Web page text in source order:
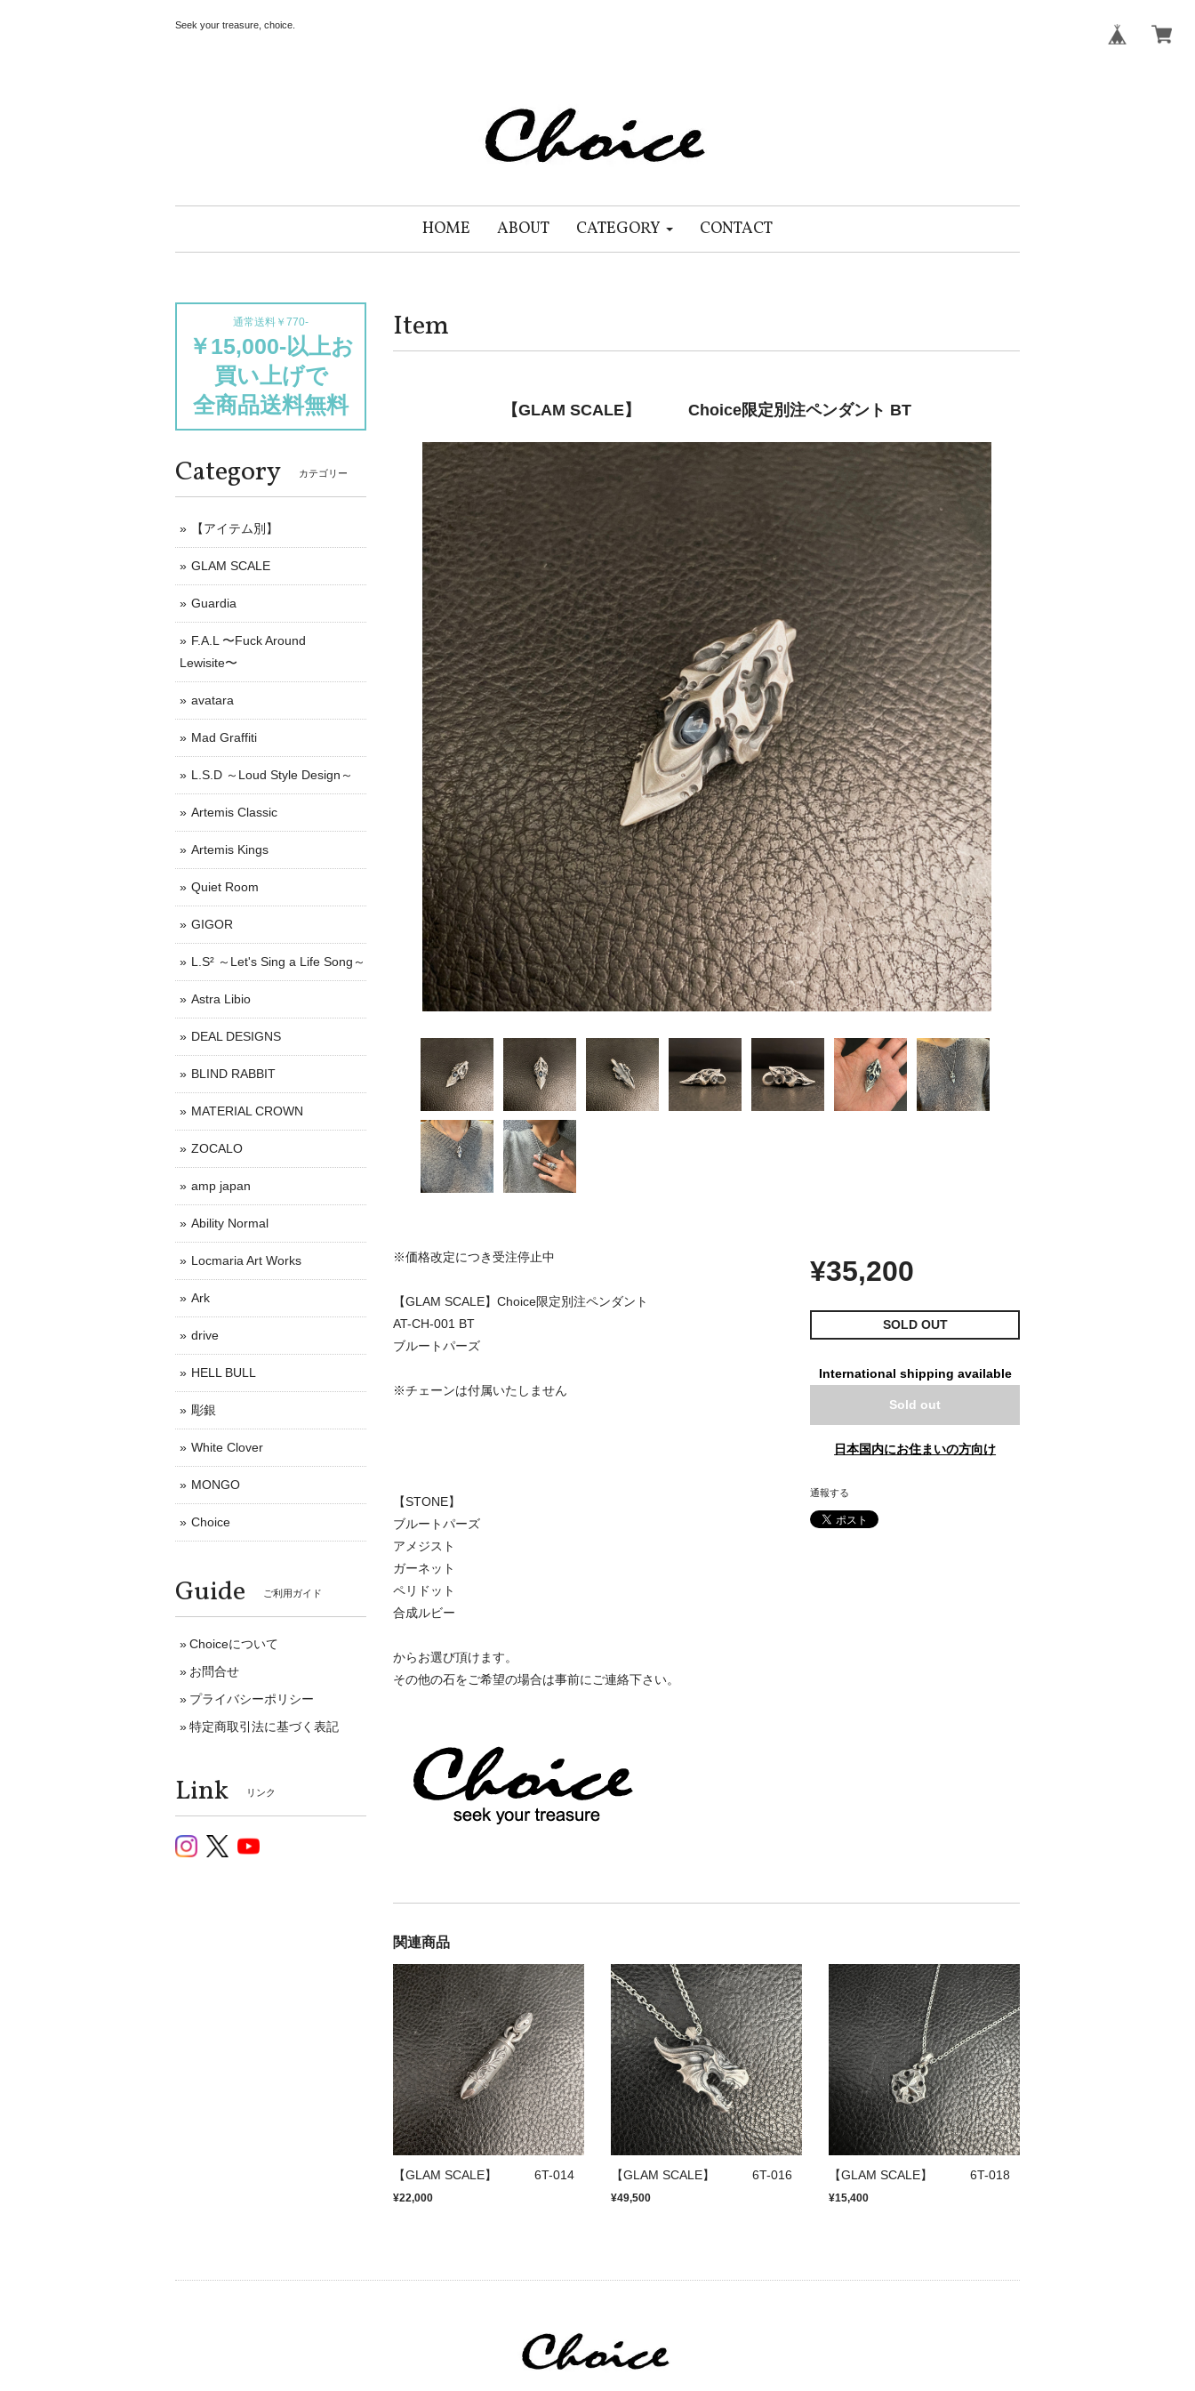
Seek your treasure, choice.
HOME ABOUT CATEGORY CONTACT
Item
【GLAM SCALE】 Choice限定別注ペンダント BT
※価格改定につき受注停止中
【GLAM SCALE】Choice限定別注ペンダント
AT-CH-001 BT
ブルートパーズ
※チェーンは付属いたしません
【STONE】
ブルートパーズ
アメジスト
ガーネット
ペリドット
合成ルビー
からお選び頂けます。
その他の石をご希望の場合は事前にご連絡下さい。
¥35,200
SOLD OUT
International shipping available
Sold out
日本国内にお住まいの方向け
通報する
関連商品
【GLAM SCALE】 6T-014
¥22,000
【GLAM SCALE】 6T-016
¥49,500
【GLAM SCALE】 6T-018
¥15,400
通常送料￥770-
￥15,000-以上お
買い上げで
全商品送料無料
Category カテゴリー
【アイテム別】
GLAM SCALE
Guardia
F.A.L 〜Fuck Around
Lewisite〜
avatara
Mad Graffiti
L.S.D ～Loud Style Design～
Artemis Classic
Artemis Kings
Quiet Room
GIGOR
L.S² ～Let's Sing a Life Song～
Astra Libio
DEAL DESIGNS
BLIND RABBIT
MATERIAL CROWN
ZOCALO
amp japan
Ability Normal
Locmaria Art Works
Ark
drive
HELL BULL
彫銀
White Clover
MONGO
Choice
Guide ご利用ガイド
Choiceについて
お問合せ
プライバシーポリシー
特定商取引法に基づく表記
Link リンク